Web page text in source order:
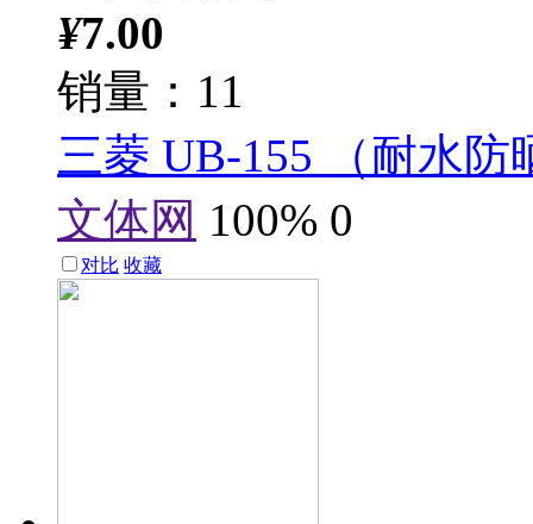
¥7.00
销量：11
三菱 UB-155 （耐水防
文体网 100% 0
对比 收藏